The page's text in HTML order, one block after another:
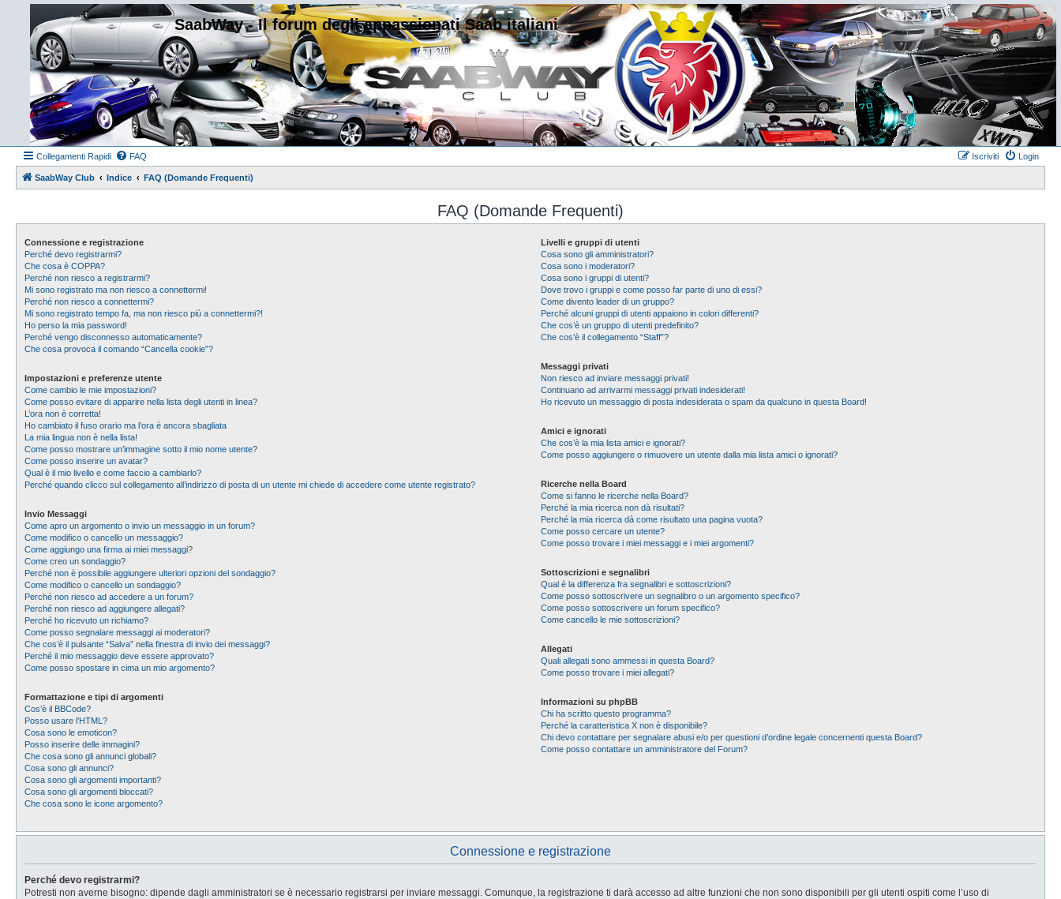
SaabWay - Il forum degli appassionati Saab italiani
Collegamenti Rapidi FAQ Login
Iscriviti
SaabWay Club Indice FAQ (Domande Frequenti)
FAQ (Domande Frequenti)
Connessione e registrazione
Perché devo registrarmi?
Che cosa è COPPA?
Perché non riesco a registrarmi?
Mi sono registrato ma non riesco a connettermi!
Perché non riesco a connettermi?
Mi sono registrato tempo fa, ma non riesco più a connettermi?!
Ho perso la mia password!
Perché vengo disconnesso automaticamente?
Che cosa provoca il comando “Cancella cookie”?
Impostazioni e preferenze utente
Come cambio le mie impostazioni?
Come posso evitare di apparire nella lista degli utenti in linea?
L’ora non è corretta!
Ho cambiato il fuso orario ma l’ora è ancora sbagliata
La mia lingua non è nella lista!
Come posso mostrare un’immagine sotto il mio nome utente?
Come posso inserire un avatar?
Qual è il mio livello e come faccio a cambiarlo?
Perché quando clicco sul collegamento all’indirizzo di posta di un utente mi chiede di accedere come utente registrato?
Invio Messaggi
Come apro un argomento o invio un messaggio in un forum?
Come modifico o cancello un messaggio?
Come aggiungo una firma ai miei messaggi?
Come creo un sondaggio?
Perché non è possibile aggiungere ulteriori opzioni del sondaggio?
Come modifico o cancello un sondaggio?
Perché non riesco ad accedere a un forum?
Perché non riesco ad aggiungere allegati?
Perché ho ricevuto un richiamo?
Come posso segnalare messaggi ai moderatori?
Che cos’è il pulsante “Salva” nella finestra di invio dei messaggi?
Perché il mio messaggio deve essere approvato?
Come posso spostare in cima un mio argomento?
Formattazione e tipi di argomenti
Cos’è il BBCode?
Posso usare l’HTML?
Cosa sono le emoticon?
Posso inserire delle immagini?
Che cosa sono gli annunci globali?
Cosa sono gli annunci?
Cosa sono gli argomenti importanti?
Cosa sono gli argomenti bloccati?
Che cosa sono le icone argomento?
Livelli e gruppi di utenti
Cosa sono gli amministratori?
Cosa sono i moderatori?
Cosa sono i gruppi di utenti?
Dove trovo i gruppi e come posso far parte di uno di essi?
Come divento leader di un gruppo?
Perché alcuni gruppi di utenti appaiono in colori differenti?
Che cos’è un gruppo di utenti predefinito?
Che cos’è il collegamento “Staff”?
Messaggi privati
Non riesco ad inviare messaggi privati!
Continuano ad arrivarmi messaggi privati indesiderati!
Ho ricevuto un messaggio di posta indesiderata o spam da qualcuno in questa Board!
Amici e ignorati
Che cos’è la mia lista amici e ignorati?
Come posso aggiungere o rimuovere un utente dalla mia lista amici o ignorati?
Ricerche nella Board
Come si fanno le ricerche nella Board?
Perché la mia ricerca non dà risultati?
Perché la mia ricerca dà come risultato una pagina vuota?
Come posso cercare un utente?
Come posso trovare i miei messaggi e i miei argomenti?
Sottoscrizioni e segnalibri
Qual è la differenza fra segnalibri e sottoscrizioni?
Come posso sottoscrivere un segnalibro o un argomento specifico?
Come posso sottoscrivere un forum specifico?
Come cancello le mie sottoscrizioni?
Allegati
Quali allegati sono ammessi in questa Board?
Come posso trovare i miei allegati?
Informazioni su phpBB
Chi ha scritto questo programma?
Perché la caratteristica X non è disponibile?
Chi devo contattare per segnalare abusi e/o per questioni d’ordine legale concernenti questa Board?
Come posso contattare un amministratore del Forum?
Connessione e registrazione
Perché devo registrarmi?
Potresti non averne bisogno: dipende dagli amministratori se è necessario registrarsi per inviare messaggi. Comunque, la registrazione ti darà accesso ad altre funzioni che non sono disponibili per gli utenti ospiti come l’uso di